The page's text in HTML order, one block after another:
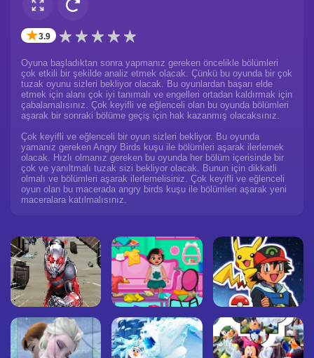
✭3.9
Oyuna başladıktan sonra yapmanız gereken öncelikle bölümleri
çok etkili bir şekilde analiz etmek olacak. Çünkü bu oyunda bir çok
tuzak oyunu sizleri bekliyor olacak. Bu oyunlardan başarı elde
etmek için alanı çok iyi tanımalı ve engelleri ortadan kaldırmak için
çabalamalısınız. Çok keyifli ve eğlenceli olan bu oyunda bölümleri
aşarak bir sonraki bölüme geçiş için hak kazanmış olacaksınız.
Çok keyifli ve eğlenceli bir oyun sizleri bekliyor. Bu oyunda
yamanız gereken Angry Birds kuşu ile bölümleri aşarak ilerlemek
olacak. Hızlı olmanız gereken bu oyunda her bölüm içerisinde bir
çok ve yanıltmalı tuzak sizi bekliyor olacak. Bunun için dikkatli
olmalı ve bölümleri aşarak ilerlemelisiniz. Çok keyifli ve eğlenceli
oyun olan bu macerada angry birds kuşu ile bölümleri aşarak yeni
maceralara katılmalısınız.